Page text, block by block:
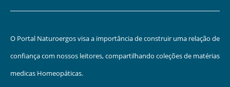
O Portal Naturoergos visa a importância de construir uma relação de
confiança com nossos leitores, compartilhando coleções de matérias
medicas Homeopáticas.